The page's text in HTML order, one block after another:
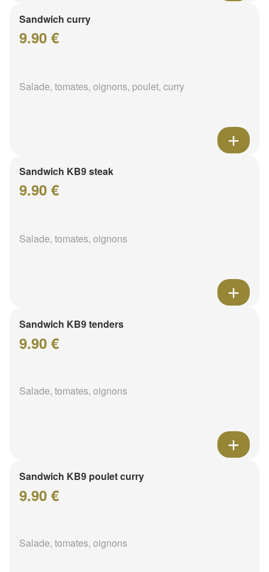
Sandwich curry
9.90 €
Salade, tomates, oignons, poulet, curry
Sandwich KB9 steak
9.90 €
Salade, tomates, oignons
Sandwich KB9 tenders
9.90 €
Salade, tomates, oignons
Sandwich KB9 poulet curry
9.90 €
Salade, tomates, oignons